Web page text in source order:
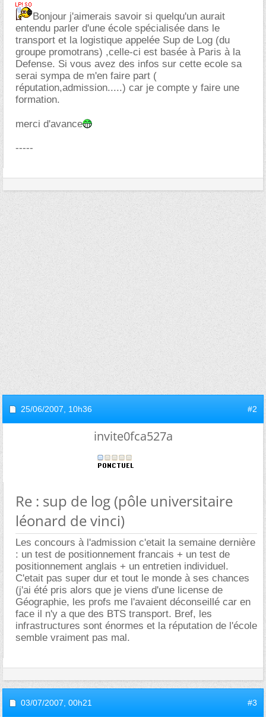
Bonjour j'aimerais savoir si quelqu'un aurait
entendu parler d'une école spécialisée dans le
transport et la logistique appelée Sup de Log (du
groupe promotrans) ,celle-ci est basée à Paris à la
Defense. Si vous avez des infos sur cette ecole sa
serai sympa de m'en faire part (
réputation,admission.....) car je compte y faire une
formation.
merci d'avance
-----
25/06/2007, 10h36 #2
invite0fca527a
Re : sup de log (pôle universitaire
léonard de vinci)
Les concours à l'admission c'etait la semaine dernière
: un test de positionnement francais + un test de
positionnement anglais + un entretien individuel.
C'etait pas super dur et tout le monde à ses chances
(j'ai été pris alors que je viens d'une license de
Géographie, les profs me l'avaient déconseillé car en
face il n'y a que des BTS transport. Bref, les
infrastructures sont énormes et la réputation de l'école
semble vraiment pas mal.
03/07/2007, 00h21 #3